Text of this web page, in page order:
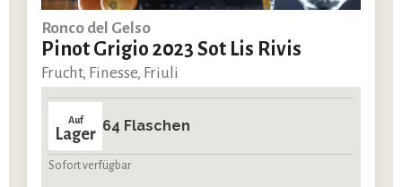
Ronco del Gelso
Pinot Grigio 2023 Sot Lis Rivis
Frucht, Finesse, Friuli
Auf
Lager 64 Flaschen
Sofort verfügbar